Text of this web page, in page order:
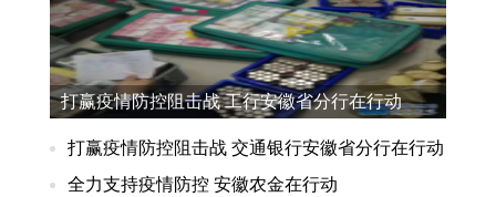
打赢疫情防控阻击战 工行安徽省分行在行动
打赢疫情防控阻击战 交通银行安徽省分行在行动
全力支持疫情防控 安徽农金在行动